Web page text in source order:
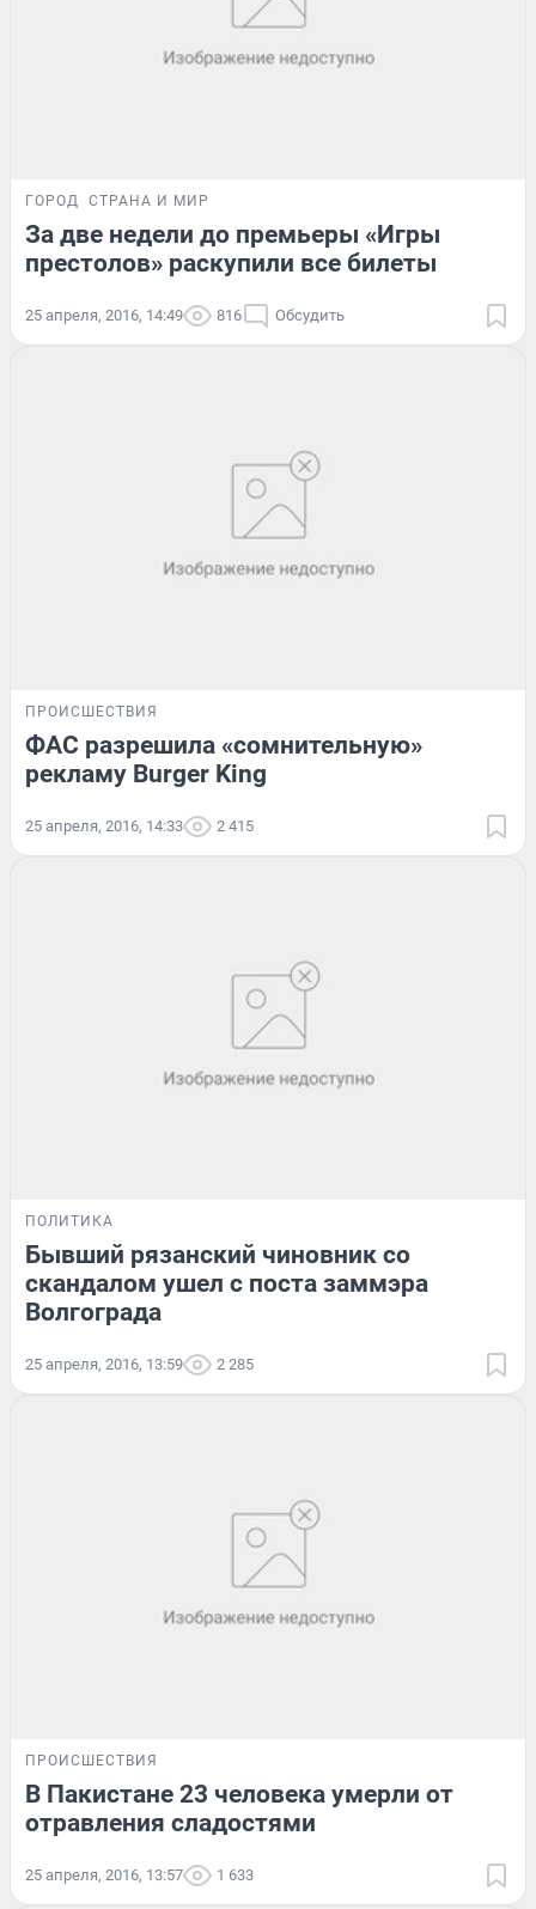
ГОРОД СТРАНА И МИР
За две недели до премьеры «Игры
престолов» раскупили все билеты
25 апреля, 2016, 14:49 816 Обсудить
ПРОИСШЕСТВИЯ
ФАС разрешила «сомнительную»
рекламу Burger King
25 апреля, 2016, 14:33 2 415
ПОЛИТИКА
Бывший рязанский чиновник со
скандалом ушел с поста заммэра
Волгограда
25 апреля, 2016, 13:59 2 285
ПРОИСШЕСТВИЯ
В Пакистане 23 человека умерли от
отравления сладостями
25 апреля, 2016, 13:57 1 633